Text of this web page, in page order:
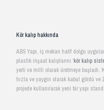
Kör kalıp hakkında
ABS Yapı, iç mekan hafif dolgu
plastik inşaat kalıplarını ‘kör kalıp
yerli ve milli olarak üretmeye
hızla ve yaygın olarak kabul gördü ve
projede kullanılarak yeni bir yapı